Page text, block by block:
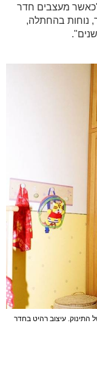
"כאשר מעצבים חדר
נוחות בהחתלה,
עיצוב רהיט בחדר